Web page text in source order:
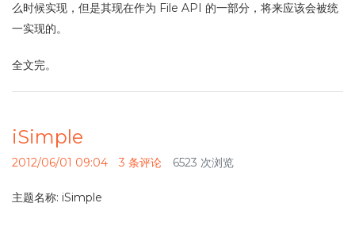
么时候实现，但是其现在作为 File API 的一部分，将来应该会被统
一实现的。
全文完。
iSimple
2012/06/01 09:04 3 条评论 6523 次浏览
主题名称: iSimple